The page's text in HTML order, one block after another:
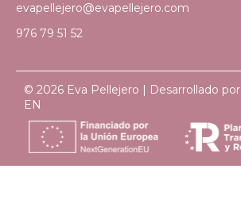
evapellejero@evapellejero.com
976 79 51 52
© 2026 Eva Pellejero | Desarrollado por
EN